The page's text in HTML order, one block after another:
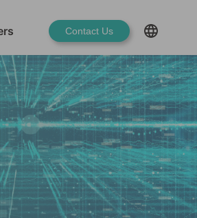
Contact Us